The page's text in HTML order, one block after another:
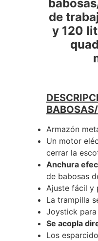
de
y 120
Armazón
Un motor
cerrar la
Anchura
de babosas
Ajuste fácil y
La trampilla
Joystick para
Se acopla
Los